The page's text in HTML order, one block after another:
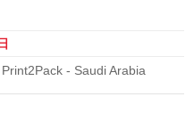
- Saudi Arabia